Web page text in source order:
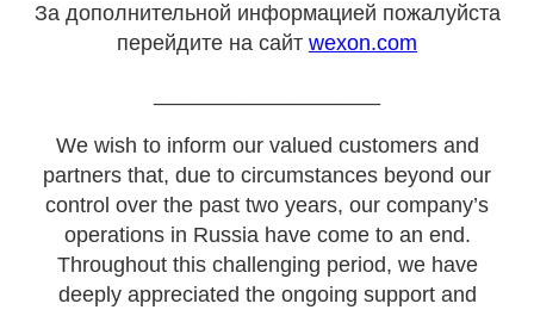
За дополнительной информацией пожалуйста
перейдите на сайт wexon.com
We wish to inform our valued customers and
partners that, due to circumstances beyond our
control over the past two years, our company’s
operations in Russia have come to an end.
Throughout this challenging period, we have
deeply appreciated the ongoing support and